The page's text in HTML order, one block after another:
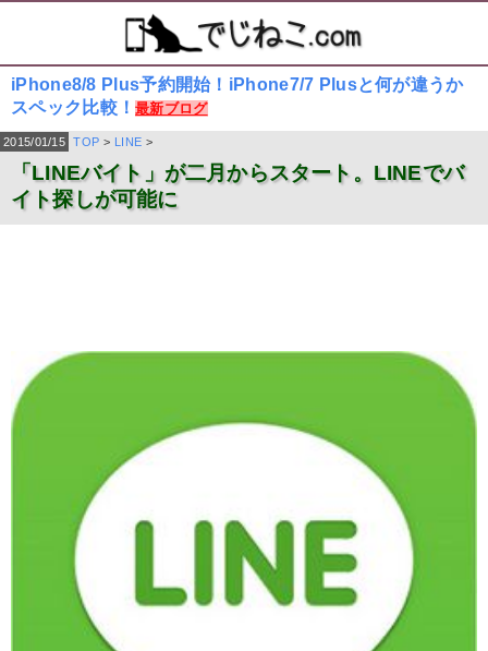
iPhone8/8 Plus予約開始！iPhone7/7 Plusと何が違うか
スペック比較！最新ブログ
2015/01/15 TOP > LINE >
「LINEバイト」が二月からスタート。LINEでバ
イト探しが可能に